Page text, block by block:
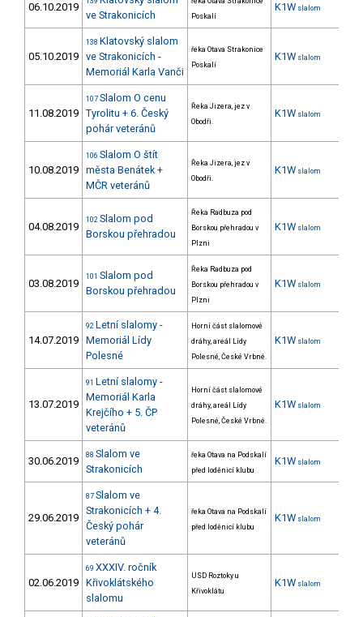
06.10.2019
ve Strakonicích
Poskalí
K1W slalom
05.10.2019
138 Klatovský slalom
ve Strakonicích -
Memoriál Karla Vanči
řeka Otava Strakonice
Poskalí
K1W slalom
11.08.2019
107 Slalom O cenu
Tyrolitu + 6. Český
pohár veteránů
Řeka Jizera, jez v
Obodři.
K1W slalom
10.08.2019
106 Slalom O štít
města Benátek +
MČR veteránů
Řeka Jizera, jez v
Obodři.
K1W slalom
04.08.2019
102 Slalom pod
Borskou přehradou
Řeka Radbuza pod
Borskou přehradou v
Plzni
K1W slalom
03.08.2019
101 Slalom pod
Borskou přehradou
Řeka Radbuza pod
Borskou přehradou v
Plzni
K1W slalom
14.07.2019
92 Letní slalomy -
Memoriál Lídy
Polesné
Horní část slalomové
dráhy, areál Lídy
Polesné, České Vrbné.
K1W slalom
13.07.2019
91 Letní slalomy -
Memoriál Karla
Krejčího + 5. ČP
veteránů
Horní část slalomové
dráhy, areál Lídy
Polesné, České Vrbné.
K1W slalom
30.06.2019 88 Slalom ve
Strakonicích
řeka Otava na Podskalí
před loděnicí klubu
K1W slalom
29.06.2019
87 Slalom ve
Strakonicích + 4.
Český pohár
veteránů
řeka Otava na Podskalí
před loděnicí klubu
K1W slalom
02.06.2019
69 XXXIV. ročník
Křivoklátského
slalomu
USD Roztoky u
Křivoklátu
K1W slalom